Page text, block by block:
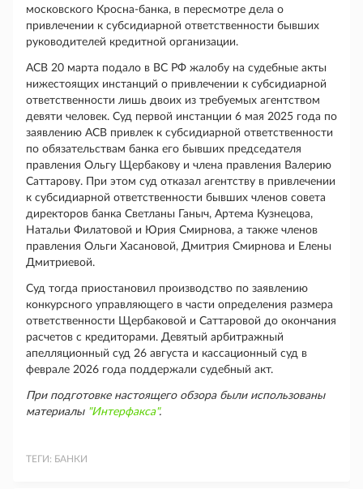
московского Кросна-банка, в пересмотре дела о
привлечении к субсидиарной ответственности бывших
руководителей кредитной организации.
АСВ 20 марта подало в ВС РФ жалобу на судебные акты
нижестоящих инстанций о привлечении к субсидиарной
ответственности лишь двоих из требуемых агентством
девяти человек. Суд первой инстанции 6 мая 2025 года по
заявлению АСВ привлек к субсидиарной ответственности
по обязательствам банка его бывших председателя
правления Ольгу Щербакову и члена правления Валерию
Саттарову. При этом суд отказал агентству в привлечении
к субсидиарной ответственности бывших членов совета
директоров банка Светланы Ганыч, Артема Кузнецова,
Натальи Филатовой и Юрия Смирнова, а также членов
правления Ольги Хасановой, Дмитрия Смирнова и Елены
Дмитриевой.
Суд тогда приостановил производство по заявлению
конкурсного управляющего в части определения размера
ответственности Щербаковой и Саттаровой до окончания
расчетов с кредиторами. Девятый арбитражный
апелляционный суд 26 августа и кассационный суд в
феврале 2026 года поддержали судебный акт.
При подготовке настоящего обзора были использованы
материалы "Интерфакса".
ТЕГИ: БАНКИ